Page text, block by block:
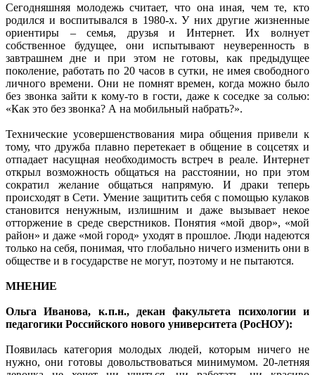
Сегодняшняя молодежь считает, что она иная, чем те, кто
родился и воспитывался в 1980-х. У них другие жизненные
ориентиры – семья, друзья и Интернет. Их волнует
собственное будущее, они испытывают неуверенность в
завтрашнем дне и при этом не готовы, как предыдущее
поколение, работать по 20 часов в сутки, не имея свободного
личного времени. Они не помнят времен, когда можно было
без звонка зайти к кому-то в гости, даже к соседке за солью:
«Как это без звонка? А на мобильный набрать?».
Технические усовершенствования мира общения привели к
тому, что дружба плавно перетекает в общение в соцсетях и
отпадает насущная необходимость встреч в реале. Интернет
открыл возможность общаться на расстоянии, но при этом
сократил желание общаться напрямую. И драки теперь
происходят в Сети. Умение защитить себя с помощью кулаков
становится ненужным, излишним и даже вызывает некое
отторжение в среде сверстников. Понятия «мой двор», «мой
район» и даже «мой город» уходят в прошлое. Люди надеются
только на себя, понимая, что глобально ничего изменить они в
обществе и в государстве не могут, поэтому и не пытаются.
МНЕНИЕ
Ольга Иванова, к. п.н., декан факультета психологии и
педагогики Российского нового университета (РосНОУ):
Появилась категория молодых людей, которым ничего не
нужно, они готовы довольствоваться минимумом. 20-летняя